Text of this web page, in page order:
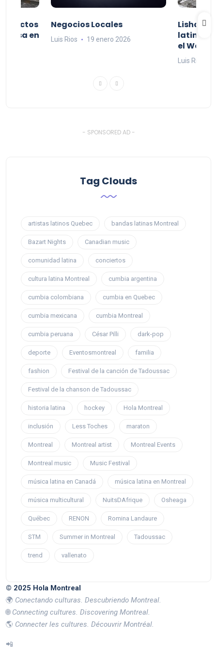
casa en
Negocios Locales
Luis Rios 19 enero 2026
Lishaam
latinos
el West
Luis Rios
- SPONSORED AD -
Tag Clouds
artistas latinos Quebec bandas latinas Montreal
Bazart Nights Canadian music
comunidad latina conciertos
cultura latina Montreal cumbia argentina
cumbia colombiana cumbia en Quebec
cumbia mexicana cumbia Montreal
cumbia peruana César Pilli dark-pop
deporte Eventosmontreal familia
fashion Festival de la canción de Tadoussac
Festival de la chanson de Tadoussac
historia latina hockey Hola Montreal
inclusión Less Toches maraton
Montreal Montreal artist Montreal Events
Montreal music Music Festival
música latina en Canadá música latina en Montreal
música multicultural NuitsDAfrique Osheaga
Québec RENON Romina Landaure
STM Summer in Montreal Tadoussac
trend vallenato
© 2025 Hola Montreal
🌍 Conectando culturas. Descubriendo Montreal.
🌐Connecting cultures. Discovering Montreal.
🌎 Connecter les cultures. Découvrir Montréal.
📲